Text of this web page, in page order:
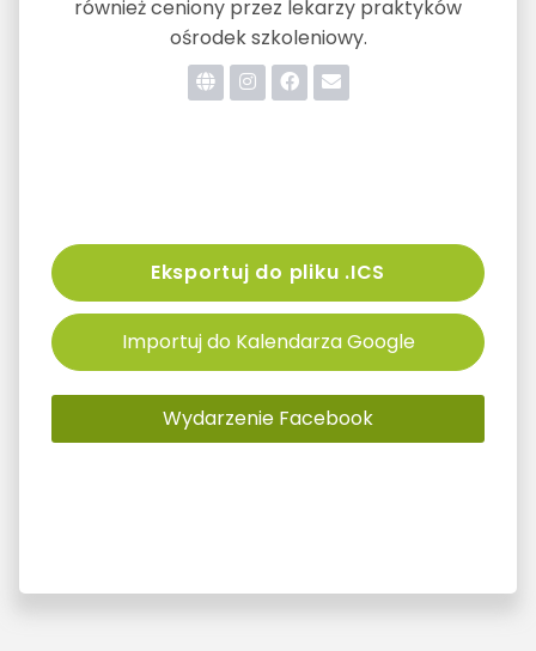
również ceniony przez lekarzy praktyków
ośrodek szkoleniowy.
Eksportuj do pliku .ICS
Importuj do Kalendarza Google
Wydarzenie Facebook